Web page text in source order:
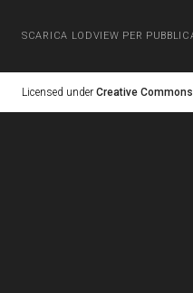
SCARICA LODVIEW PER
Licensed under Creative